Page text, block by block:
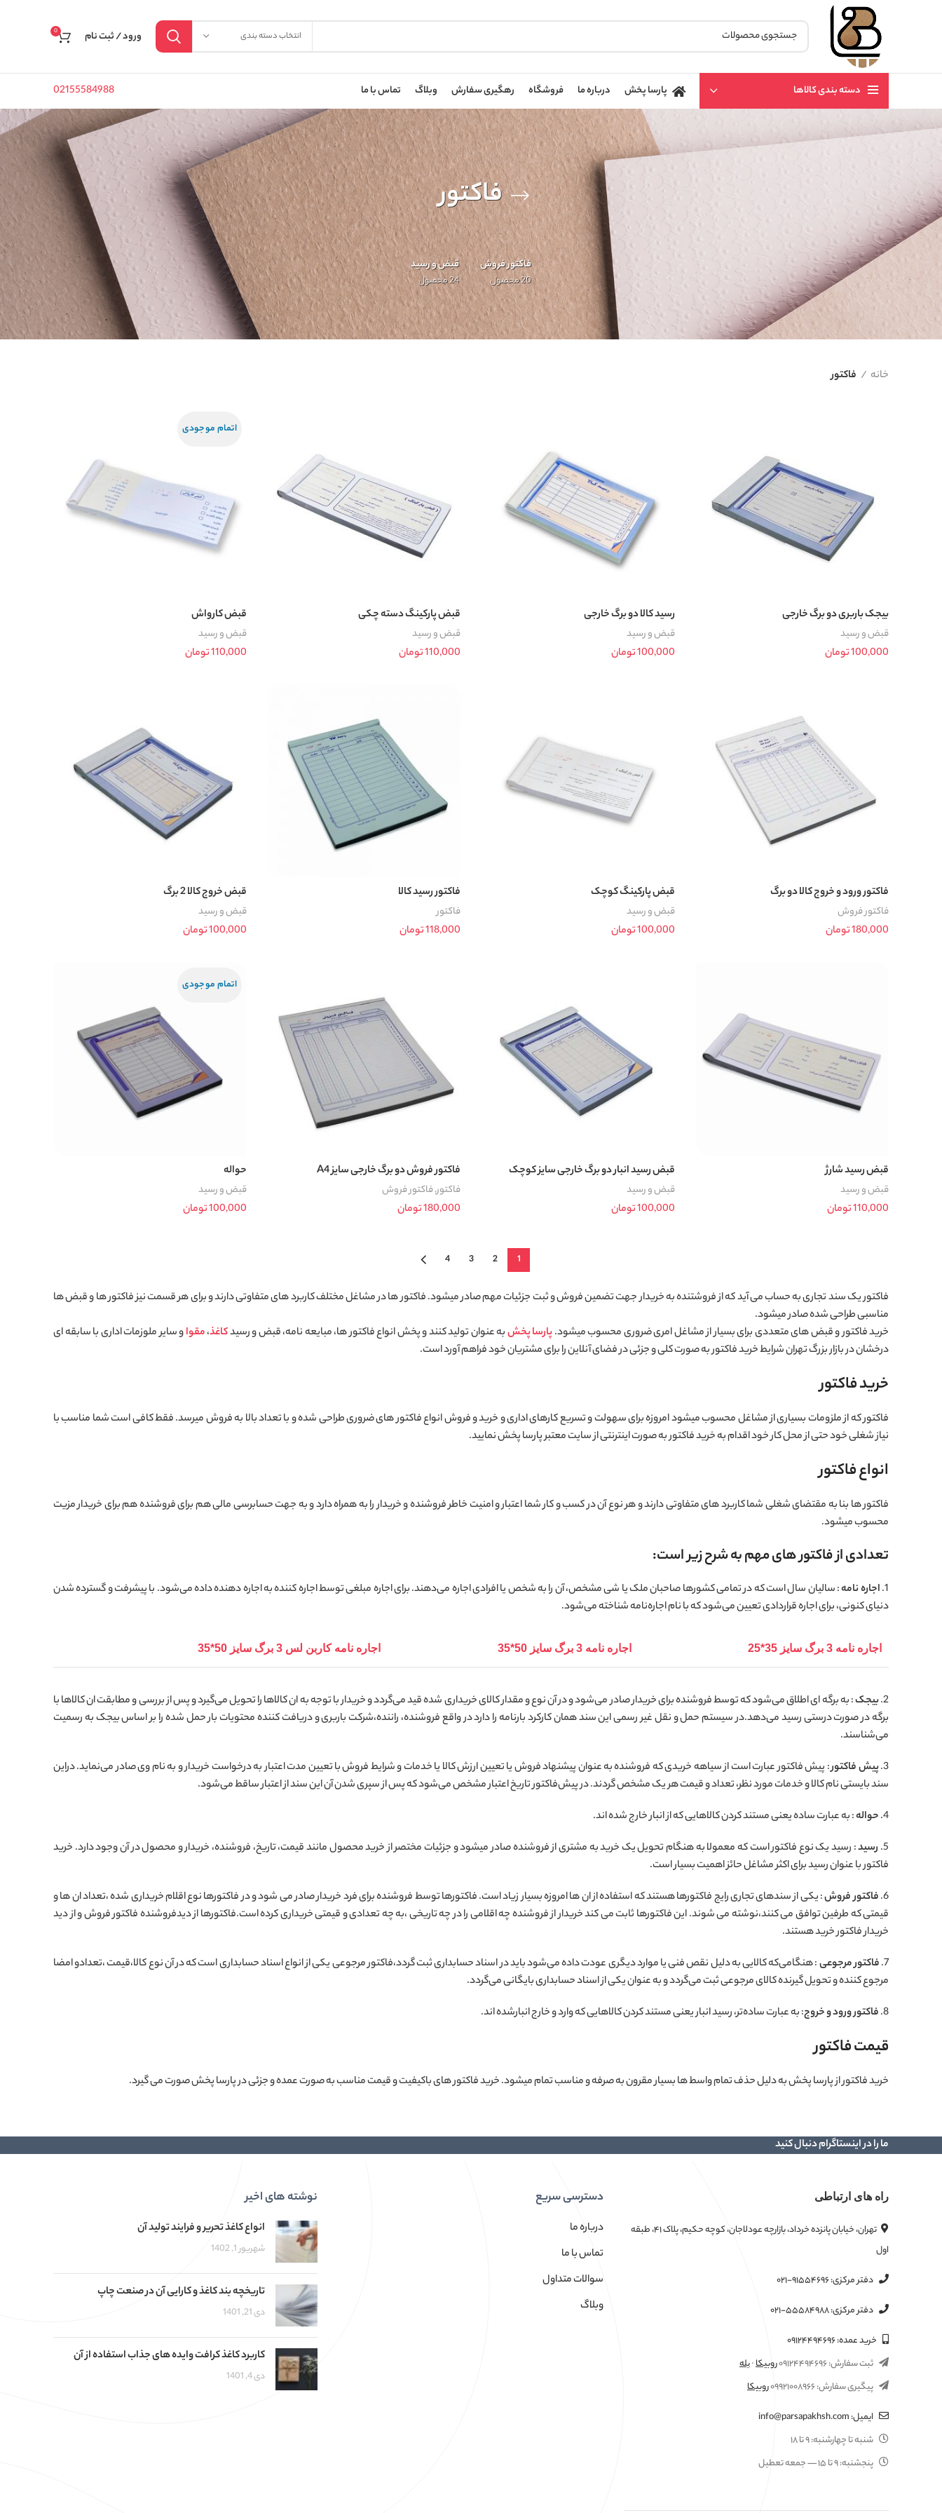
انتخاب دسته بندی ورود / ثبت نام 0
دسته بندی کالاها پارسا پخش درباره ما فروشگاه رهگیری سفارش وبلاگ تماس با ما 02155584988
فاکتور
فاکتور فروش
20 محصول
قبض و رسید
24 محصول
خانه فاکتور
بیجک باربری دو برگ خارجی
قبض و رسید
100,000تومان
رسید کالا دو برگ خارجی
قبض و رسید
100,000تومان
قبض پارکینگ دسته چکی
قبض و رسید
110,000تومان
اتمام موجودی
قبض کارواش
قبض و رسید
110,000تومان
فاکتور ورود و خروج کالا دو برگ
فاکتور فروش
180,000تومان
قبض پارکینگ کوچک
قبض و رسید
100,000تومان
فاکتور رسید کالا
فاکتور
118,000تومان
قبض خروج کالا 2 برگ
قبض و رسید
100,000تومان
قبض رسید شارژ
قبض و رسید
110,000تومان
قبض رسید انبار دو برگ خارجی سایز کوچک
قبض و رسید
100,000تومان
فاکتور فروش دو برگ خارجی سایز A4
فاکتور,فاکتور فروش
180,000تومان
اتمام موجودی
حواله
قبض و رسید
100,000تومان
1
2
3
4
فاکتور یک سند تجاری به حساب می آید که از فروشتنده به خریدار جهت تضمین فروش و ثبت جزئیات مهم صادر میشود. فاکتور ها در مشاغل مختلف کاربرد های متفاوتی دارند و برای هر قسمت نیز فاکتور ها و قبض ها
مناسبی طراحی شده صادر میشود.
خرید فاکتور و قبض های متعددی برای بسیار از مشاغل امری ضروری محسوب میشود.پارسا پخشبه عنوان تولید کنند و پخش انواع فاکتور ها، مبایعه نامه، قبض و رسیدکاغذ،مقواو سایر ملوزمات اداری با سابقه ای
درخشان در بازار بزرگ تهران شرایط خرید فاکتور به صورت کلی و جزئی در فضای آنلاین را برای مشتریان خود فراهم آورد است.
خرید فاکتور
فاکتور که از ملزومات بسیاری از مشاغل محسوب میشود امروزه برای سهولت و تسریع کارهای اداری و خرید و فروش انواع فاکتور های ضروری طراحی شده و با تعداد بالا به فروش میرسد. فقط کافی است شما مناسب با
نیاز شغلی خود حتی از محل کار خود اقدام به خرید فاکتور به صورت اینترنتی از سایت معتبر پارسا پخش نمایید.
انواع فاکتور
فاکتور ها بنا به مقتضای شغلی شما کاربرد های متفاوتی دارند و هر نوع آن در کسب و کار شما اعتبار و امنیت خاطر فروشنده و خریدار را به همراه دارد و به جهت حسابرسی مالی هم برای فروشنده هم برای خریدار مزیت
محسوب میشود.
تعدادی از فاکتور های مهم به شرح زیر است:
1. اجاره نامه: سالیان سال است که در تمامی کشورها صاحبان ملک یا شی‌ مشخص، آن را به شخص یا افرادی اجاره می‌دهند. برای اجاره مبلغی توسط اجاره کننده به اجاره دهنده داده می‌شود. با پیشرفت و گسترده شدن
دنیای کنونی، برای اجاره قراردادی تعیین می‌شود که با نام اجاره‌نامه شناخته می‌شود.
اجاره ‌نامه 3 برگ سایز 35*25 اجاره نامه 3 برگ سایز 50*35 اجاره نامه کاربن لس 3 برگ سایز 50*35
2. بیجک: به برگه ای اطلاق می‌شود که توسط فروشنده برای خریدار صادر می‌شود و در آن نوع و مقدار کالای خریداری شده قید می‌گردد و خریدار با توجه به ان کالاها را تحویل می‌گیرد و پس از بررسی و مطابقت ان کالاها با
برگه در صورت درستی رسید می‌دهد.در سیستم حمل و نقل غیر رسمی این سند همان کارکرد بارنامه را دارد در واقع فروشنده، راننده،شرکت باربری و دریافت کننده محتویات بار حمل شده را بر اساس بیجک به رسمیت
می‌شناسند.
3. پیش فاکتور: پیش فاکتور عبارت است از سیاهه خریدی که فروشنده به عنوان پیشنهاد فروش یا تعیین ارزش کالا یا خدمات و شرایط فروش با تعیین مدت اعتبار به درخواست خریدار و به نام وی صادر می‌نماید. دراین
سند بایستی نام کالا و خدمات مورد نظر، تعداد و قیمت هر یک مشخص گردند. در پیش‌فاکتور تاریخ اعتبار مشخص می‌شود که پس از سپری شدن آن این سند از اعتبار ساقط می‌شود.
4. حواله: به عبارت ساده یعنی مستند کردن کالاهایی که از انبار خارج شده اند.
5. رسید: رسید یک نوع فاکتور است که معمولا به هنگام تحویل یک خرید به مشتری از فروشنده صادر میشود و جزئیات مختصر از خرید محصول مانند قیمت، تاریخ، فروشنده، خریدار و محصول در آن وجود دارد. خرید
فاکتور با عنوان رسید برای اکثر مشاغل حائز اهمیت بسیار است.
6. فاکتور فروش: یکی از سندهای تجاری رایج فاکتورها هستند که استفاده از ان ها امروزه بسیار زیاد است. فاکتورها توسط فروشنده برای فرد خریدار صادر می شود و در فاکتورها نوع اقلام خریداری شده ،تعداد ان ها و
قیمتی که طرفین توافق می کنند،نوشته می شوند. این فاکتورها ثابت می کند خریدار از فروشنده چه اقلامی را در چه تاریخی ،به چه تعدادی و قیمتی خریداری کرده است.فاکتورها از دیدفروشنده فاکتور فروش و از دید
خریدار فاکتور خرید هستند.
7. فاکتور مرجوعی: هنگامی‌که کالایی به دلیل نقص فنی یا موارد دیگری عودت داده می‌شود باید در اسناد حسابداری ثبت گردد،فاکتور مرجوعی یکی از انواع اسناد حسابداری است که در آن نوع کالا،قیمت ،تعدادو امضا
مرجوع کننده و تحویل گیرنده کالای مرجوعی ثبت می‌گردد و به عنوان یکی از اسناد حسابداری بایگانی می‌گردد.
8. فاکتور ورود و خروج: به عبارت ساده‌تر، رسید انبار یعنی مستند کردن کالاهایی که وارد و خارج انبارشده اند.
قیمت فاکتور
خرید فاکتور از پارسا پخش به دلیل حذف تمام واسط ها بسیار مقرون به صرفه و مناسب تمام میشود. خرید فاکتور های باکیفیت و قیمت مناسب به صورت عمده و جزئی در پارسا پخش صورت می گیرد.
ما را در اینستاگرام دنبال کنید
راه های ارتباطی
تهران، خیابان پانزده خرداد، بازارچه عودلاجان، کوچه حکیم، پلاک ۴۱، طبقه
اول
دفتر مرکزی:۰۲۱-۹۱۵۵۴۶۹۶
دفتر مرکزی:۰۲۱-۵۵۵۸۴۹۸۸
خرید عمده:۰۹۱۲۴۴۹۴۶۹۶
ثبت سفارش:۰۹۱۲۴۴۹۴۶۹۶روبیکا·بله
پیگیری سفارش:۰۹۹۲۱۰۰۸۹۶۶روبیکا
ایمیل:info@parsapakhsh.com
شنبه تا چهارشنبه:۹ تا ۱۸
پنجشنبه:۹ تا ۱۵ — جمعه تعطیل
دسترسی سریع
درباره ما
تماس با ما
سوالات متداول
وبلاگ
نوشته های اخیر
انواع کاغذ تحریر و فرایند تولید آن
شهریور 1, 1402
تاریخچه بند کاغذ و کارایی آن در صنعت چاپ
دی 21, 1401
کاربرد کاغذ کرافت وایده های جذاب استفاده از آن
دی 4, 1401